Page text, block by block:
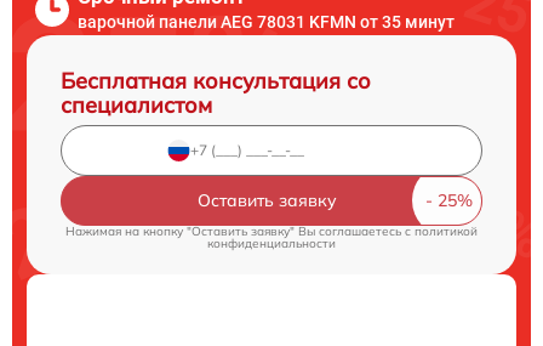
варочной панели AEG 78031 KFMN от 35 минут
Бесплатная консультация со
специалистом
Оставить заявку
Нажимая на кнопку "Оставить заявку" Вы соглашаетесь cполитикой
конфиденциальности